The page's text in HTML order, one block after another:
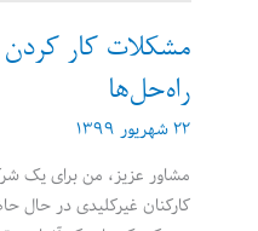
مشکلات کار کردن
راه‌حل‌ها
۲۲ شهریور ۱۳۹۹
مشاور عزیز، من برای یک
کارکنان غیرکلیدی در حال